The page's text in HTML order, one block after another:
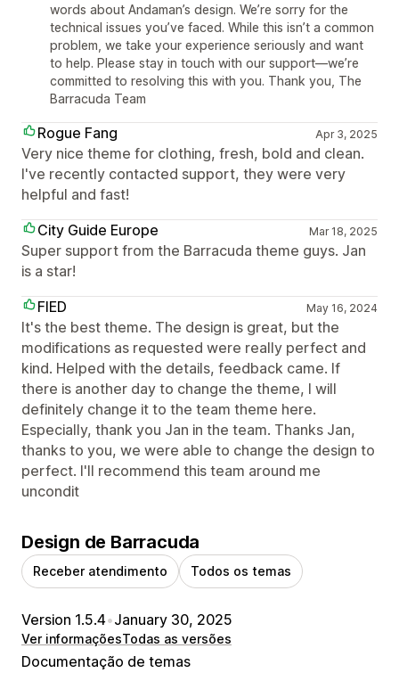
words about Andaman’s design. We’re sorry for the
technical issues you’ve faced. While this isn’t a common
problem, we take your experience seriously and want
to help. Please stay in touch with our support—we’re
committed to resolving this with you. Thank you, The
Barracuda Team
Rogue Fang Apr 3, 2025
Very nice theme for clothing, fresh, bold and clean.
I've recently contacted support, they were very
helpful and fast!
City Guide Europe
Mar 18, 2025
Super support from the Barracuda theme guys. Jan
is a star!
FIED
May 16, 2024
It's the best theme. The design is great, but the
modifications as requested were really perfect and
kind. Helped with the details, feedback came. If
there is another day to change the theme, I will
definitely change it to the team theme here.
Especially, thank you Jan in the team. Thanks Jan,
thanks to you, we were able to change the design to
perfect. I'll recommend this team around me
uncondit
Design de Barracuda
Receber atendimento Todos os temas
Version 1.5.4•January 30, 2025
Ver informaçõesTodas as versões
Documentação de temas